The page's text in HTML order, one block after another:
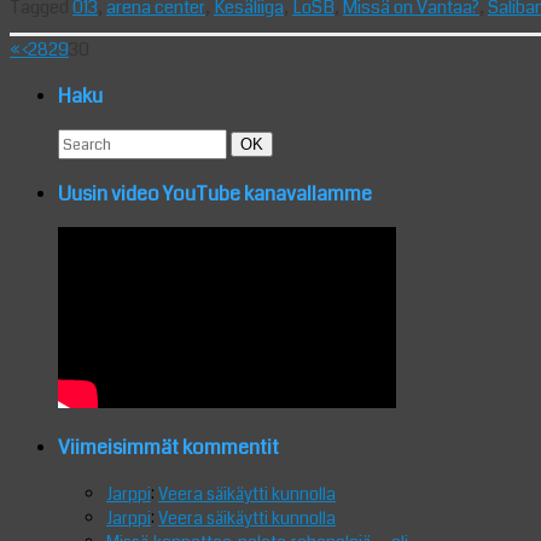
013 arena center Kesäliiga LoSB Missä on Vantaa?
«‹2829
Haku
Search
for:
Search
OK
Uusin video YouTube kanavallamme
Viimeisimmät kommentit
Jarppi: Veera säikäytti kunnolla
Jarppi: Veera säikäytti kunnolla